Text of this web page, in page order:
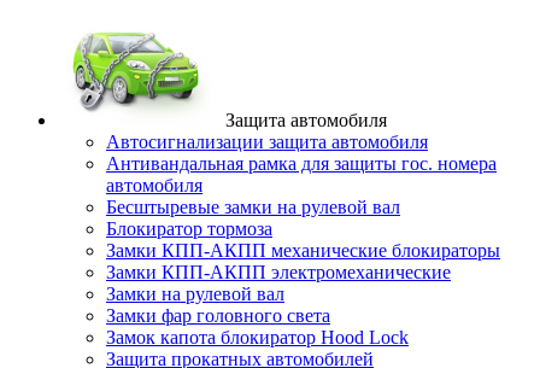
Защита автомобиля
Автосигнализации защита автомобиля
Антивандальная рамка для защиты гос. номера
автомобиля
Бесштыревые замки на рулевой вал
Блокиратор тормоза
Замки КПП-АКПП механические блокираторы
Замки КПП-АКПП электромеханические
Замки на рулевой вал
Замки фар головного света
Замок капота блокиратор Hood Lock
Защита прокатных автомобилей